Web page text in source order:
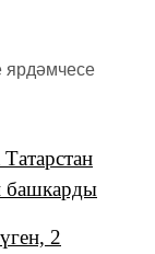
башкарды
2